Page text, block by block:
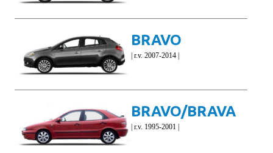
BRAVO
| r.v. 2007-2014 |
BRAVO/BRAVA
| r.v. 1995-2001 |